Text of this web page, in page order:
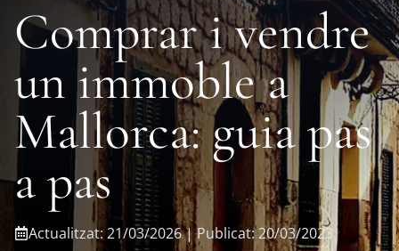
Comprar i vendre
un immoble a
Mallorca: guia pas
a pas
Actualitzat: 21/03/2026 | Publicat: 20/03/2023